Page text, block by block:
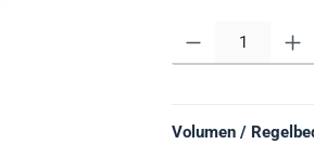
Produkt Anzahl:
Volumen /